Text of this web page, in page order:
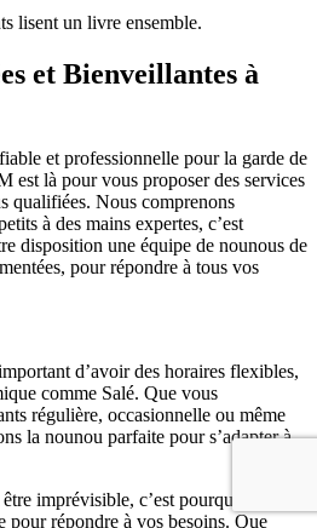
et Bienveillantes à
et professionnelle pour la garde de
est là pour vous proposer des services
qualifiées. Nous comprenons
à des mains expertes, c’est
disposition une équipe de nounous de
pour répondre à tous vos
d’avoir des horaires flexibles,
comme Salé. Que vous
régulière, occasionnelle ou même
la nounou parfaite pour s’adapter à
imprévisible, c’est pourquoi nous
répondre à vos besoins. Que